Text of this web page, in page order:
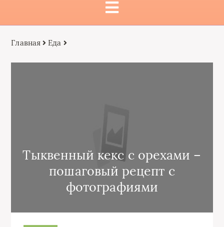
Главная Еда
Тыквенный кекс с орехами –
пошаговый рецепт с
фотографиями